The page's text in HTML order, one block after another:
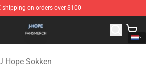
shipping on orders over $100
J Hope Merchandise Store
Hope Sokken